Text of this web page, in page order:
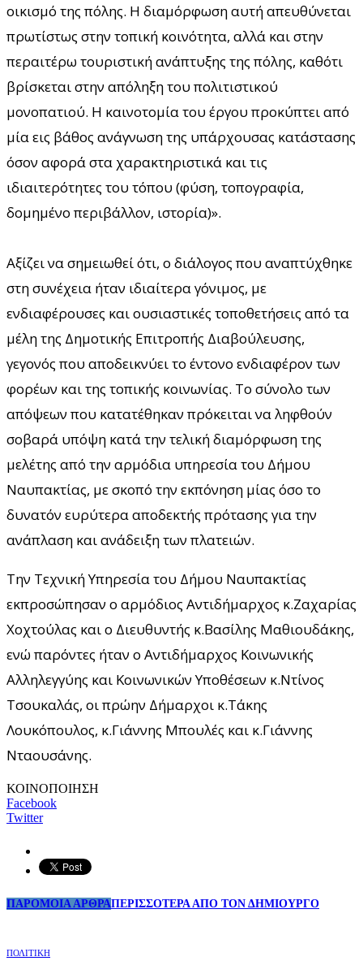
οικισμό της πόλης. Η διαμόρφωση αυτή απευθύνεται
πρωτίστως στην τοπική κοινότητα, αλλά και στην
περαιτέρω τουριστική ανάπτυξης της πόλης, καθότι
βρίσκεται στην απόληξη του πολιτιστικού
μονοπατιού. Η καινοτομία του έργου προκύπτει από
μία εις βάθος ανάγνωση της υπάρχουσας κατάστασης
όσον αφορά στα χαρακτηριστικά και τις
ιδιαιτερότητες του τόπου (φύση, τοπογραφία,
δομημένο περιβάλλον, ιστορία)».
Αξίζει να σημειωθεί ότι, ο διάλογος που αναπτύχθηκε
στη συνέχεια ήταν ιδιαίτερα γόνιμος, με
ενδιαφέρουσες και ουσιαστικές τοποθετήσεις από τα
μέλη της Δημοτικής Επιτροπής Διαβούλευσης,
γεγονός που αποδεικνύει το έντονο ενδιαφέρον των
φορέων και της τοπικής κοινωνίας. Το σύνολο των
απόψεων που κατατέθηκαν πρόκειται να ληφθούν
σοβαρά υπόψη κατά την τελική διαμόρφωση της
μελέτης από την αρμόδια υπηρεσία του Δήμου
Ναυπακτίας, με σκοπό την εκπόνηση μίας όσο το
δυνατόν ευρύτερα αποδεκτής πρότασης για την
ανάπλαση και ανάδειξη των πλατειών.
Την Τεχνική Υπηρεσία του Δήμου Ναυπακτίας
εκπροσώπησαν ο αρμόδιος Αντιδήμαρχος κ.Ζαχαρίας
Χοχτούλας και ο Διευθυντής κ.Βασίλης Μαθιουδάκης,
ενώ παρόντες ήταν ο Αντιδήμαρχος Κοινωνικής
Αλληλεγγύης και Κοινωνικών Υποθέσεων κ.Ντίνος
Τσουκαλάς, οι πρώην Δήμαρχοι κ.Τάκης
Λουκόπουλος, κ.Γιάννης Μπουλές και κ.Γιάννης
Νταουσάνης.
ΚΟΙΝΟΠΟΙΗΣΗ
Facebook
Twitter
ΠΑΡΟΜΟΙΑ ΑΡΘΡΑΠΕΡΙΣΣΟΤΕΡΑ ΑΠΟ ΤΟΝ ΔΗΜΙΟΥΡΓΟ
ΠΟΛΙΤΙΚΗ